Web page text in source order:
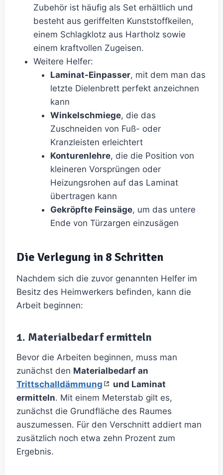
Zubehör ist häufig als Set erhältlich und
besteht aus geriffelten Kunststoffkeilen,
einem Schlagklotz aus Hartholz sowie
einem kraftvollen Zugeisen.
Weitere Helfer:
Laminat-Einpasser, mit dem man das
letzte Dielenbrett perfekt anzeichnen
kann
Winkelschmiege, die das
Zuschneiden von Fuß- oder
Kranzleisten erleichtert
Konturenlehre, die die Position von
kleineren Vorsprüngen oder
Heizungsrohen auf das Laminat
übertragen kann
Gekröpfte Feinsäge, um das untere
Ende von Türzargen einzusägen
Die Verlegung in 8 Schritten
Nachdem sich die zuvor genannten Helfer im
Besitz des Heimwerkers befinden, kann die
Arbeit beginnen:
1. Materialbedarf ermitteln
Bevor die Arbeiten beginnen, muss man
zunächst den Materialbedarf an
Trittschalldämmung
und Laminat
ermitteln. Mit einem Meterstab gilt es,
zunächst die Grundfläche des Raumes
auszumessen. Für den Verschnitt addiert man
zusätzlich noch etwa zehn Prozent zum
Ergebnis.